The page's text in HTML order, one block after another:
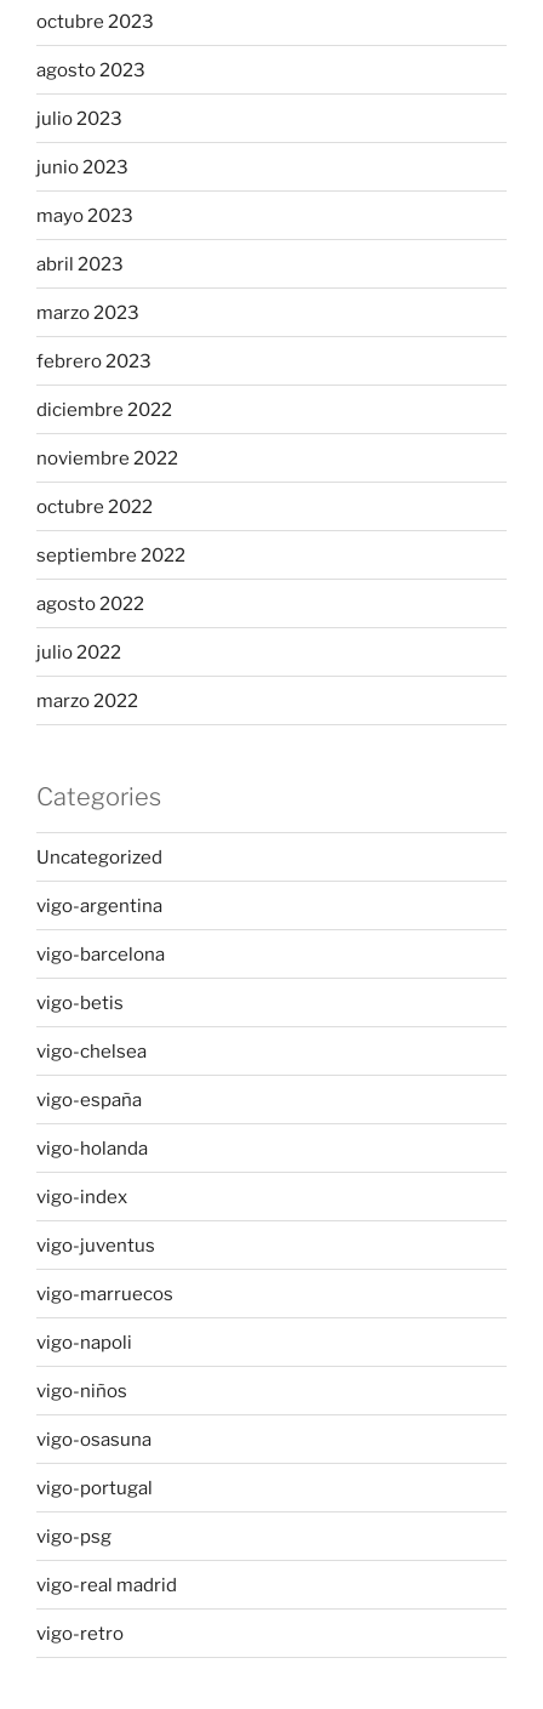
octubre 2023
agosto 2023
julio 2023
junio 2023
mayo 2023
abril 2023
marzo 2023
febrero 2023
diciembre 2022
noviembre 2022
octubre 2022
septiembre 2022
agosto 2022
julio 2022
marzo 2022
Categories
Uncategorized
vigo-argentina
vigo-barcelona
vigo-betis
vigo-chelsea
vigo-españa
vigo-holanda
vigo-index
vigo-juventus
vigo-marruecos
vigo-napoli
vigo-niños
vigo-osasuna
vigo-portugal
vigo-psg
vigo-real madrid
vigo-retro